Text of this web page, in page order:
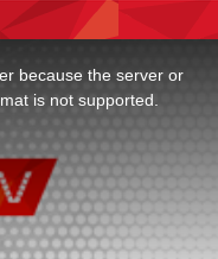
because the server or
is not supported.